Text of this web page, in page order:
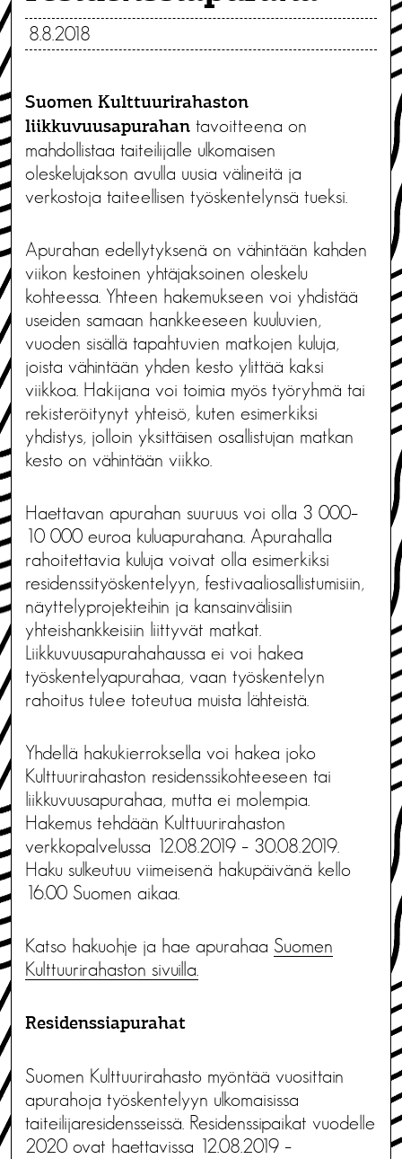
8.8.2018
Suomen Kulttuurirahaston
liikkuvuusapurahan tavoitteena on
mahdollistaa taiteilijalle ulkomaisen
oleskelujakson avulla uusia välineitä ja
verkostoja taiteellisen työskentelynsä tueksi.
Apurahan edellytyksenä on vähintään kahden
viikon kestoinen yhtäjaksoinen oleskelu
kohteessa. Yhteen hakemukseen voi yhdistää
useiden samaan hankkeeseen kuuluvien,
vuoden sisällä tapahtuvien matkojen kuluja,
joista vähintään yhden kesto ylittää kaksi
viikkoa. Hakijana voi toimia myös työryhmä tai
rekisteröitynyt yhteisö, kuten esimerkiksi
yhdistys, jolloin yksittäisen osallistujan matkan
kesto on vähintään viikko.
Haettavan apurahan suuruus voi olla 3 000–
10 000 euroa kuluapurahana. Apurahalla
rahoitettavia kuluja voivat olla esimerkiksi
residenssityöskentelyyn, festivaaliosallistumisiin,
näyttelyprojekteihin ja kansainvälisiin
yhteishankkeisiin liittyvät matkat.
Liikkuvuusapurahahaussa ei voi hakea
työskentelyapurahaa, vaan työskentelyn
rahoitus tulee toteutua muista lähteistä.
Yhdellä hakukierroksella voi hakea joko
Kulttuurirahaston residenssikohteeseen tai
liikkuvuusapurahaa, mutta ei molempia.
Hakemus tehdään Kulttuurirahaston
verkkopalvelussa 12.08.2019 – 30.08.2019.
Haku sulkeutuu viimeisenä hakupäivänä kello
16.00 Suomen aikaa.
Katso hakuohje ja hae apurahaa Suomen
Kulttuurirahaston sivuilla.
Residenssiapurahat
Suomen Kulttuurirahasto myöntää vuosittain
apurahoja työskentelyyn ulkomaisissa
taiteilijaresidensseissä. Residenssipaikat vuodelle
2020 ovat haettavissa 12.08.2019 –